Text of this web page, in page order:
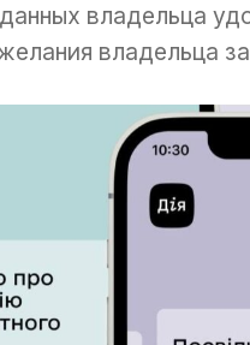
владельца
владельца